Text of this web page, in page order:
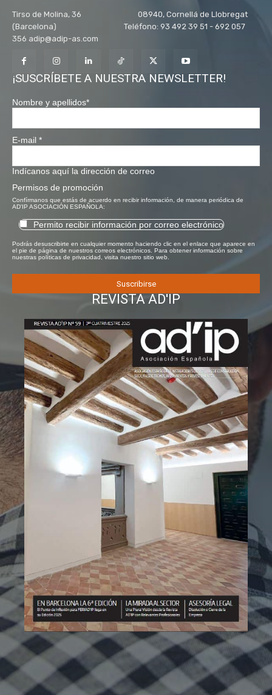
Tirso de Molina, 36 08940, Cornellá de Llobregat
(Barcelona) Teléfono: 93 492 39 51 - 692 057
356 adip@adip-as.com
¡SUSCRÍBETE A NUESTRA NEWSLETTER!
Nombre y apellidos*
E-mail *
Indícanos aquí la dirección de correo
Permisos de promoción
Confírmanos que estás de acuerdo en recibir información, de manera periódica de
AD'IP ASOCIACIÓN ESPAÑOLA:
Permito recibir información por correo electrónico
Podrás desuscribirte en cualquier momento haciendo clic en el enlace que aparece en
el pie de página de nuestros correos electrónicos. Para obtener información sobre
nuestras políticas de privacidad, visita nuestro sitio web.
REVISTA AD'IP